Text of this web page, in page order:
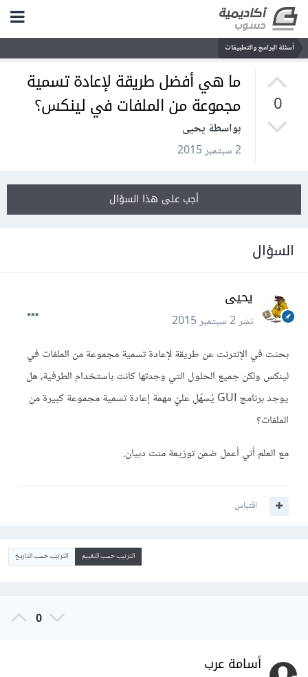
أسئلة البرامج والتطبيقات
0
ما هي أفضل طريقة لإعادة تسمية
مجموعة من الملفات في لينكس؟
بواسطة يحيى
2 سبتمبر 2015
أجب على هذا السؤال
السؤال
يحيى
نشر2 سبتمبر 2015
بحثت في الإنترنت عن طريقة لإعادة تسمية مجموعة من الملفات في
لينكس ولكن جميع الحلول التي وجدتها كانت باستخدام الطرفية، هل
يوجد برنامج GUI يُسهّل عليّ مهمة إعادة تسمية مجموعة كبيرة من
الملفات؟
مع العلم أني أعمل ضمن توزيعة منت دبيان.
اقتباس
الترتيب حسب التقييم الترتيب حسب التاريخ
0
أسامة عرب